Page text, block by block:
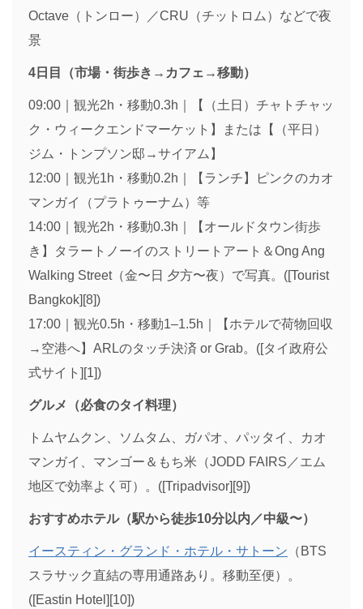
Octave（トンロー）／CRU（チットロム）などで夜
景
4日目（市場・街歩き→カフェ→移動）
09:00｜観光2h・移動0.3h｜【（土日）チャトチャッ
ク・ウィークエンドマーケット】または【（平日）
ジム・トンプソン邸→サイアム】
12:00｜観光1h・移動0.2h｜【ランチ】ピンクのカオ
マンガイ（プラトゥーナム）等
14:00｜観光2h・移動0.3h｜【オールドタウン街歩
き】タラートノーイのストリートアート＆Ong Ang
Walking Street（金〜日 夕方〜夜）で写真。([Tourist
Bangkok][8])
17:00｜観光0.5h・移動1–1.5h｜【ホテルで荷物回収
→空港へ】ARLのタッチ決済 or Grab。([タイ政府公
式サイト][1])
グルメ（必食のタイ料理）
トムヤムクン、ソムタム、ガパオ、パッタイ、カオ
マンガイ、マンゴー＆もち米（JODD FAIRS／エム
地区で効率よく可）。([Tripadvisor][9])
おすすめホテル（駅から徒歩10分以内／中級〜）
イースティン・グランド・ホテル・サトーン （BTS
スラサック直結の専用通路あり。移動至便）。
([Eastin Hotel][10])